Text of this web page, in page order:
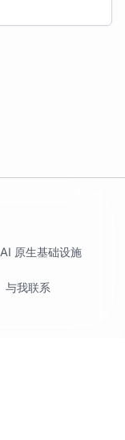
AI 原生基础设施
与我联系